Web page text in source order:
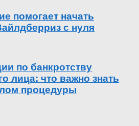
помогает начать
с нуля
по банкротству
лица: что важно знать
процедуры